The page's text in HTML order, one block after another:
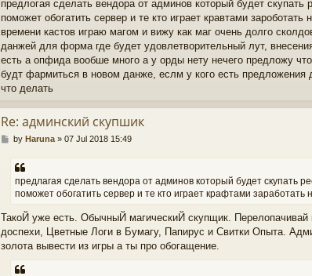
s
t
предлогая сделать вендора от админов который будет
поможет обогатить сервер и те кто играет кравтами
времени кастов играю магом и вижу как маг очень долго
данжей для форма где будет удовлетворительный лут,
есть а опфида вообше много а у орды нету нечего предложу
будт фармиться в новом данже, еслм у кого есть
что делать
Re: админский скупшик
P
s
by Haruna» 07 Jul 2018 15:49
предлагая сделать вендора от админов который будет скупать
поможет обогатить сервер и те кто играет крафтами заработать
ТакоЙ уже есть. ОбычныЙ магическиЙ скупщик. Перелопачивай
доспехи, Цветные Логи в Бумагу, Папирус и Свитки Опыта.
золота вывести из игры а ты про обогащение.